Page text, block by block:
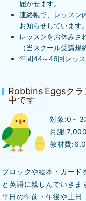
届かせます。
連絡帳で、レッスン
お知らせしています。
レッスンをお休みさ
（当スクール受講規
年間44～46回レッ
Robbins Eggsク
中です
対象:0～3
月謝
教材費
ブロックや絵本・カード
と英語に親しんでいきま
平日の午前・午後や土